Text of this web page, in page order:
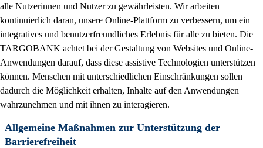
alle Nutzerinnen und Nutzer zu gewährleisten. Wir arbeiten
kontinuierlich daran, unsere Online-Plattform zu verbessern, um ein
integratives und benutzerfreundliches Erlebnis für alle zu bieten. Die
TARGOBANK achtet bei der Gestaltung von Websites und Online-
Anwendungen darauf, dass diese assistive Technologien unterstützen
können. Menschen mit unterschiedlichen Einschränkungen sollen
dadurch die Möglichkeit erhalten, Inhalte auf den Anwendungen
wahrzunehmen und mit ihnen zu interagieren.
Allgemeine Maßnahmen zur Unterstützung der
Barrierefreiheit